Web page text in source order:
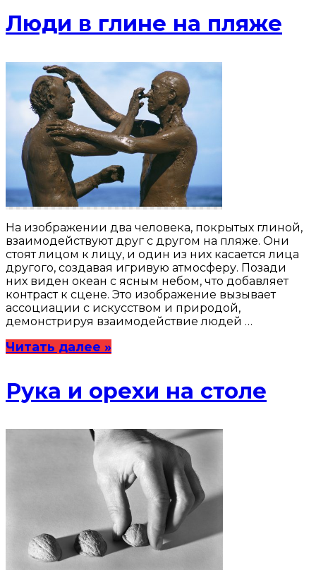
Люди в глине на пляже
На изображении два человека, покрытых глиной,
взаимодействуют друг с другом на пляже. Они
стоят лицом к лицу, и один из них касается лица
другого, создавая игривую атмосферу. Позади
них виден океан с ясным небом, что добавляет
контраст к сцене. Это изображение вызывает
ассоциации с искусством и природой,
демонстрируя взаимодействие людей …
Читать далее »
Рука и орехи на столе